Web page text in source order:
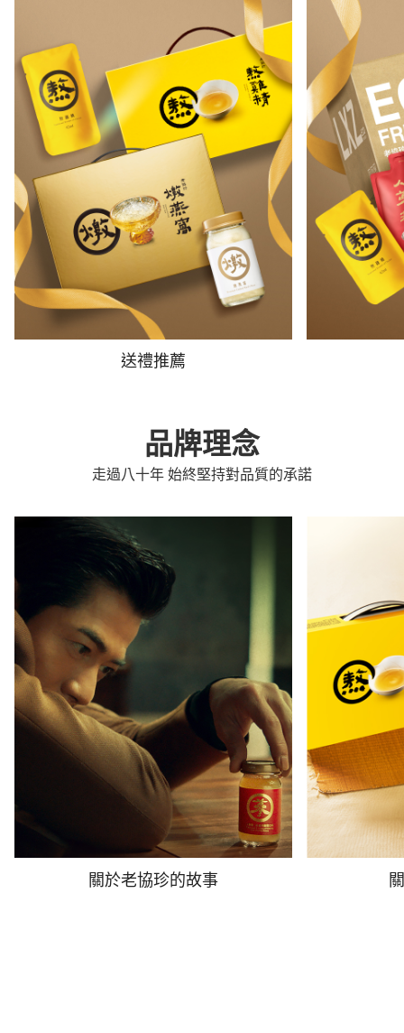
送禮推薦
品牌理念
走過八十年 始終堅持對品質的承諾
關於老協珍的故事